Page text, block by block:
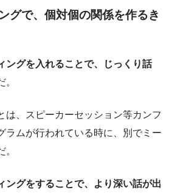
グで、個対個の関係を作るき
ングを入れることで、じっくり話
。
は、スピーカーセッション等カンフ
ラムが行われている時に、別でミー
ングをすることで、より深い話が出